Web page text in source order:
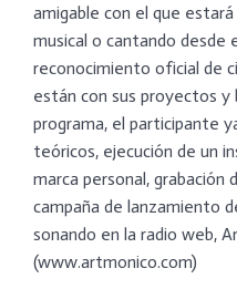
amigable con el que
musical o cantando desde
reconocimiento oficial de
están con sus proyectos y
programa, el participante
teóricos, ejecución de un
marca personal, grabación
campaña de lanzamiento
sonando en la radio web,
(www.artmonico.com)